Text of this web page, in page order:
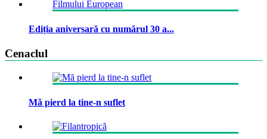
Ediția aniversară cu numărul 30 a...
Cenaclul
Mă pierd la tine-n suflet